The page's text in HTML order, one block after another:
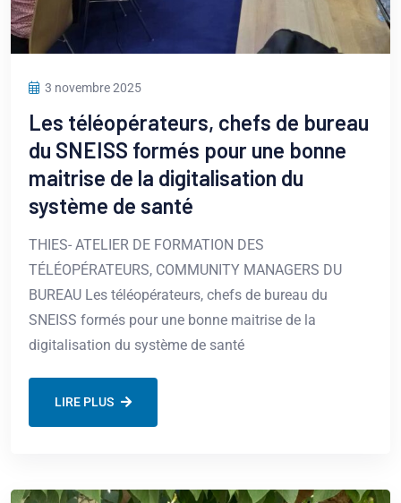
3 novembre 2025
Les téléopérateurs, chefs de bureau
du SNEISS formés pour une bonne
maitrise de la digitalisation du
système de santé
THIES- ATELIER DE FORMATION DES
TÉLÉOPÉRATEURS, COMMUNITY MANAGERS DU
BUREAU Les téléopérateurs, chefs de bureau du
SNEISS formés pour une bonne maitrise de la
digitalisation du système de santé
LIRE PLUS